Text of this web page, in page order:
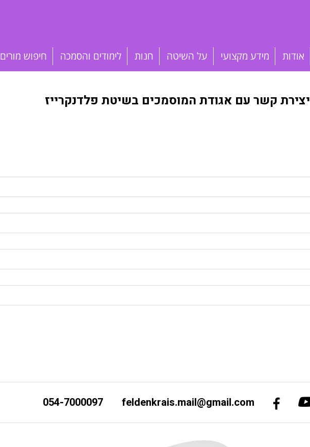
אודות מידע מקצועי על השיטה חנות לימודים והסמכה חיפוש מורים
יצירת קשר עם אגודת המוסמכים בשיטת פלדנקרייז
feldenkrais.mail@gmail.com
054-7000097